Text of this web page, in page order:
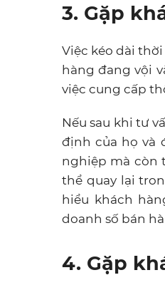
3. Gặp
Việc kéo dài
hàng đang vội
việc cung cấp
Nếu sau khi tư
định của họ và
nghiệp mà còn
thể quay lại
hiểu khách
doanh số bán
4. Gặp